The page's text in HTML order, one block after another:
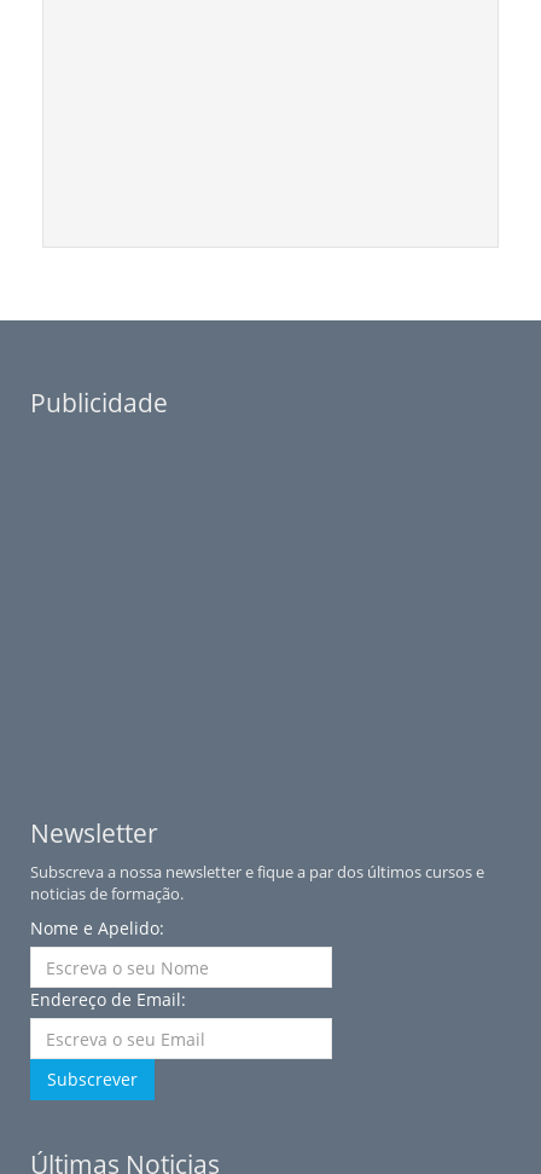
Publicidade
Newsletter
Subscreva a nossa newsletter e fique a par dos últimos cursos e
noticias de formação.
Nome e Apelido:
Endereço de Email:
Subscrever
Últimas Noticias